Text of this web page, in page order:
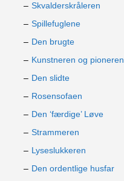
Skvalderskråleren
Spillefuglene
Den brugte
Kunstneren og pioneren
Den slidte
Rosensofaen
Den ‘færdige’ Løve
Strammeren
Lyseslukkeren
Den ordentlige husfar